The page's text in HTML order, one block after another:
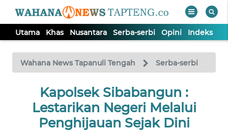
Utama Khas Nusantara Serba-serbi Opini Indeks
Wahana News Tapanuli Tengah Serba-serbi
Kapolsek Sibabangun :
Lestarikan Negeri Melalui
Penghijauan Sejak Dini
TV
Tutup